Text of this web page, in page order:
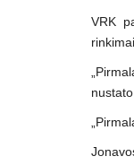
VRK
rinkimai.